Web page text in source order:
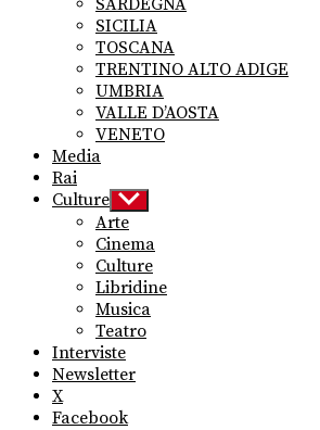
SICILIA
TOSCANA
TRENTINO ALTO ADIGE
UMBRIA
VALLE D’AOSTA
VENETO
Media
Rai
Culture Show
sub
menu
Arte
Cinema
Culture
Libridine
Musica
Teatro
Interviste
Newsletter
X
Facebook